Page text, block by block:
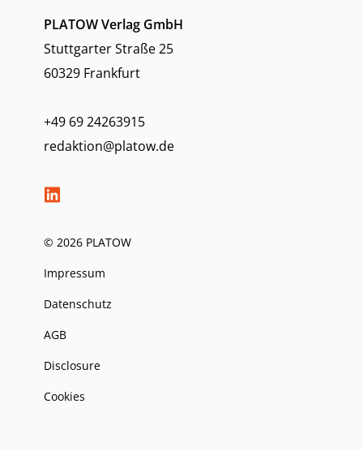
PLATOW Verlag GmbH
Stuttgarter Straße 25
60329 Frankfurt
+49 69 24263915
redaktion@platow.de
© 2026 PLATOW
Impressum
Datenschutz
AGB
Disclosure
Cookies